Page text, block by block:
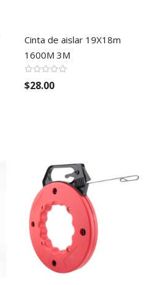
Cinta de aislar 19X18m
1600M 3M
$28.00